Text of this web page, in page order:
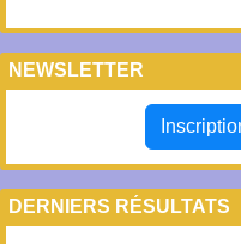
NEWSLETTER
DERNIERS RÉSULTATS